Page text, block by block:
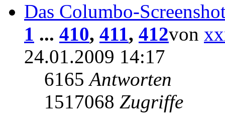
Das Columbo-
1 ... 410, 411, 412von
24.01.2009 14:17
6165Antworten
1517068 Zugriffe